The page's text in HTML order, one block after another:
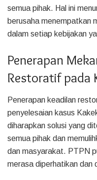
semua pihak. Hal ini
berusaha menempatkan
dalam setiap kebijakan
Penerapan
Restoratif pada
Penerapan keadilan
penyelesaian kasus
diharapkan solusi yang
semua pihak dan
dan masyarakat. PTPN
merasa diperhatikan dan